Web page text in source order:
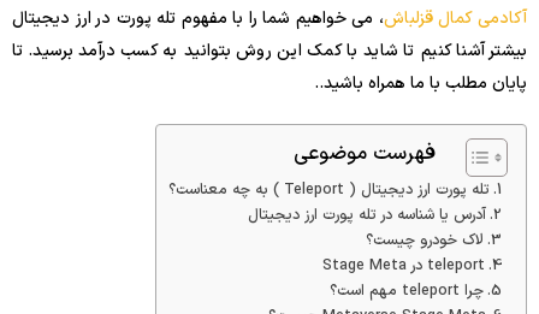
آکادمی کمال قزلباش، می خواهیم شما را با مفهوم تله پورت در ارز دیجیتال
بیشتر آشنا کنیم تا شاید با کمک این روش بتوانید به کسب درآمد برسید. تا
پایان مطلب با ما همراه باشید..
فهرست موضوعی
تله پورت ارز دیجیتال ( Teleport ) به چه معناست؟
آدرس یا شناسه در تله پورت ارز دیجیتال
لاک خودرو چیست؟
teleport در Stage Meta
چرا teleport مهم است؟